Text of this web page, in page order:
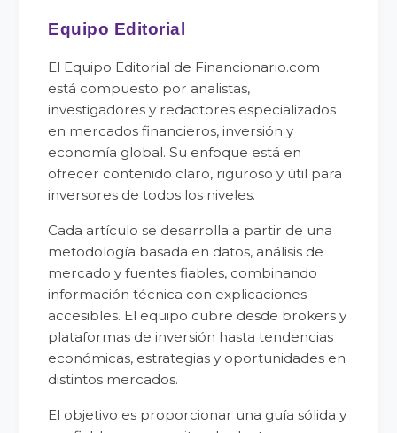
Equipo Editorial
El Equipo Editorial de Financionario.com
está compuesto por analistas,
investigadores y redactores especializados
en mercados financieros, inversión y
economía global. Su enfoque está en
ofrecer contenido claro, riguroso y útil para
inversores de todos los niveles.
Cada artículo se desarrolla a partir de una
metodología basada en datos, análisis de
mercado y fuentes fiables, combinando
información técnica con explicaciones
accesibles. El equipo cubre desde brokers y
plataformas de inversión hasta tendencias
económicas, estrategias y oportunidades en
distintos mercados.
El objetivo es proporcionar una guía sólida y